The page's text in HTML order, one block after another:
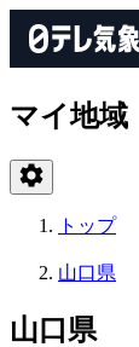
マイ地域
トップ
山口県
山口県